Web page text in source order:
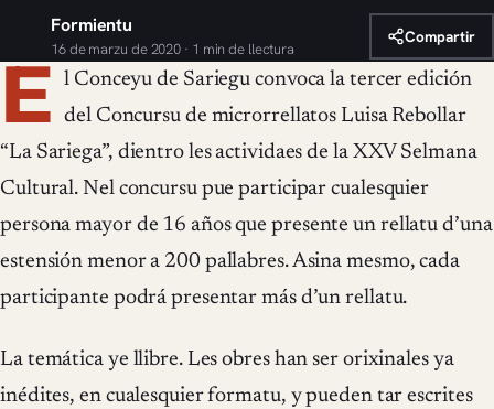
Formientu
16 de marzu de 2020 · 1 min de llectura
Compartir
E l Conceyu de Sariegu convoca la tercer edición
del Concursu de microrrellatos Luisa Rebollar
“La Sariega”, dientro les actividaes de la XXV Selmana
Cultural. Nel concursu pue participar cualesquier
persona mayor de 16 años que presente un rellatu d’una
estensión menor a 200 pallabres. Asina mesmo, cada
participante podrá presentar más d’un rellatu.
La temática ye llibre. Les obres han ser orixinales ya
inédites, en cualesquier formatu, y pueden tar escrites